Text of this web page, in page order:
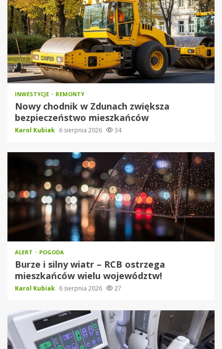
INWESTYCJE REMONTY
Nowy chodnik w Zdunach zwiększa
bezpieczeństwo mieszkańców
Karol Kubiak 6 sierpnia 2026 34
ALERT POGODA
Burze i silny wiatr – RCB ostrzega
mieszkańców wielu województw!
Karol Kubiak 6 sierpnia 2026 27